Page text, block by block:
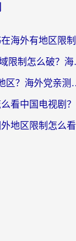
CCTV视
QQ音乐限制地区？海外